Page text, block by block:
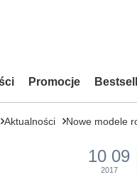
Promocje
Aktualności Nowe modele
10 09
2017